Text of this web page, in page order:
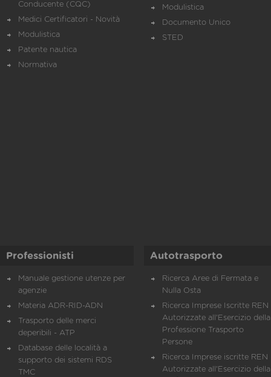
Conducente (CQC)
Medici Certificatori - Novità
Modulistica
Patente nautica
Normativa
Modulistica
Documento Unico
STED
Professionisti
Manuale gestione utenze per
agenzie
Materia ADR-RID-ADN
Trasporto delle merci
deperibili - ATP
Database delle località a
supporto dei sistemi RDS
TMC
Autotrasporto
Ricerca Aree di Fermata e
Nulla Osta
Ricerca Imprese Iscritte REN
Autorizzate all'Esercizio della
Professione Trasporto
Persone
Ricerca Imprese iscritte REN
Autorizzate all'Esercizio della